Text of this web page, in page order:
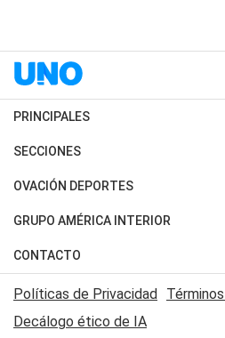
PRINCIPALES
Últimas Noticias
Política
Judiciales
Economia
SECCIONES
Horóscopo
Motores
Trucos caseros
Series y Películas
Edictos y Solicitadas
OVACIÓN DEPORTES
Fútbol
Mundial
Automovilismo
Rugby
GRUPO AMÉRICA INTERIOR
Canal 7 en Vivo
CONTACTO
Acerca de Nosotros
Contactanos
Políticas de Privacidad
Decálogo ético de IA